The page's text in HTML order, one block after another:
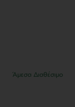
Άμεσα Διαθέσιμο